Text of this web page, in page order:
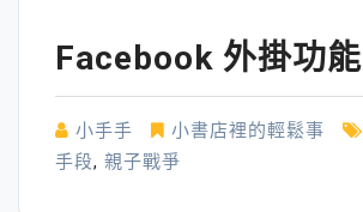
Facebook 外掛功能
小手手 小書店裡的輕鬆事
手段, 親子戰爭